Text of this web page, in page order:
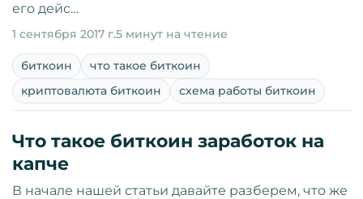
его дейс…
1 сентября 2017 г.5 минут на чтение
биткоин
что такое биткоин
криптовалюта биткоин
схема работы биткоин
Что такое биткоин заработок на
капче
В начале нашей статьи давайте разберем, что же